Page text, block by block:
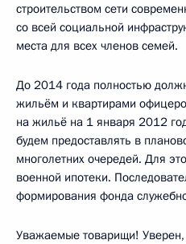
строительством сети
со всей социальной
места для всех членов семей.
До 2014 года полностью
жильём и квартирами
на жильё на 1 января 2012
будем предоставлять в
многолетних очередей. Для
военной ипотеки.
формирования фонда
Уважаемые товарищи! Уверен,